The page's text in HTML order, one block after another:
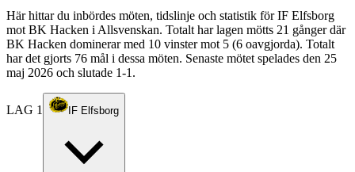
Här hittar du inbördes möten, tidslinje och statistik för IF Elfsborg
mot BK Hacken i Allsvenskan. Totalt har lagen mötts 21 gånger där
BK Hacken dominerar med 10 vinster mot 5 (6 oavgjorda). Totalt
har det gjorts 76 mål i dessa möten. Senaste mötet spelades den 25
maj 2026 och slutade 1-1.
LAG 1 IF Elfsborg